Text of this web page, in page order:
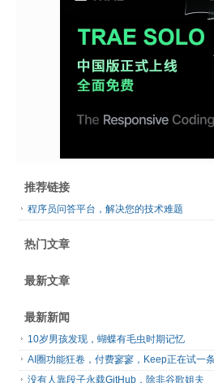
推荐链接
程序员问答平台，解决您的技术难题
热门文章
最新文章
最新新闻
10岁男孩发现，蝴蝶有毛虫时期记忆
AI圈功能狂卷，付费寥寥，Keep正在试一
没有人靠段子永载GitHub，除非谷歌姐夫